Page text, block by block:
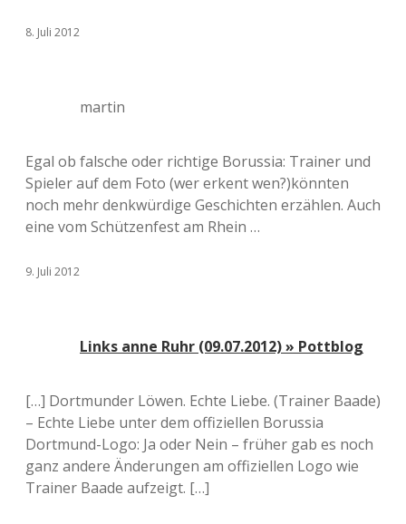
8. Juli 2012
martin
Egal ob falsche oder richtige Borussia: Trainer und
Spieler auf dem Foto (wer erkent wen?)könnten
noch mehr denkwürdige Geschichten erzählen. Auch
eine vom Schützenfest am Rhein …
9. Juli 2012
Links anne Ruhr (09.07.2012) » Pottblog
[…] Dortmunder Löwen. Echte Liebe. (Trainer Baade)
– Echte Liebe unter dem offiziellen Borussia
Dortmund-Logo: Ja oder Nein – früher gab es noch
ganz andere Änderungen am offiziellen Logo wie
Trainer Baade aufzeigt. […]